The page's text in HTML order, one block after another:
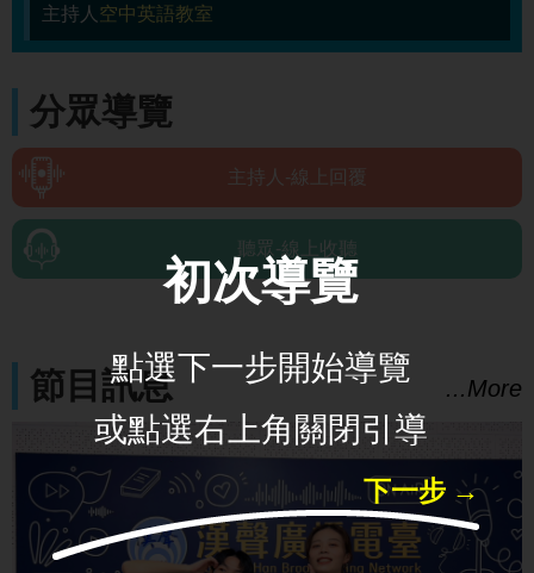
主持人 空中英語教室
分眾導覽
主持人-線上回覆
聽眾-線上收聽
節目訊息 ...More
初次導覽
點選下一步開始導覽
或點選右上角關閉引導
下一步 →